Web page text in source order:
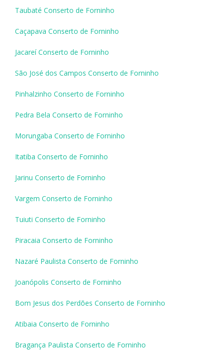
Taubaté Conserto de Forninho
Caçapava Conserto de Forninho
Jacareí Conserto de Forninho
São José dos Campos Conserto de Forninho
Pinhalzinho Conserto de Forninho
Pedra Bela Conserto de Forninho
Morungaba Conserto de Forninho
Itatiba Conserto de Forninho
Jarinu Conserto de Forninho
Vargem Conserto de Forninho
Tuiuti Conserto de Forninho
Piracaia Conserto de Forninho
Nazaré Paulista Conserto de Forninho
Joanópolis Conserto de Forninho
Bom Jesus dos Perdões Conserto de Forninho
Atibaia Conserto de Forninho
Bragança Paulista Conserto de Forninho